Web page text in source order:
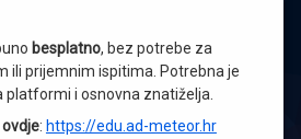
besplatno, bez potrebe za
ili prijemnim ispitima. Potrebna je
platformi i osnovna znatiželja.
: https://edu.ad-meteor.hr